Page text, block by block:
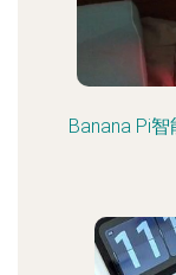
Banana Pi